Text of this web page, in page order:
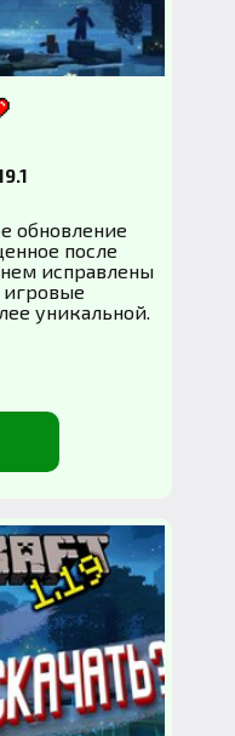
обновление
после
нем исправлены
уникальной.